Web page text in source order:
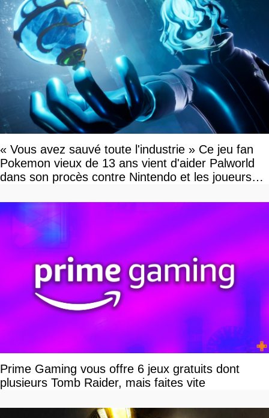
« Vous avez sauvé toute l'industrie » Ce jeu fan
Pokemon vieux de 13 ans vient d'aider Palworld
dans son procès contre Nintendo et les joueurs
Prime Gaming vous offre 6 jeux gratuits dont
plusieurs Tomb Raider, mais faites vite